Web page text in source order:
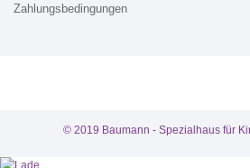
Zahlungsbedingungen
© 2019 Baumann - Spezialhaus für